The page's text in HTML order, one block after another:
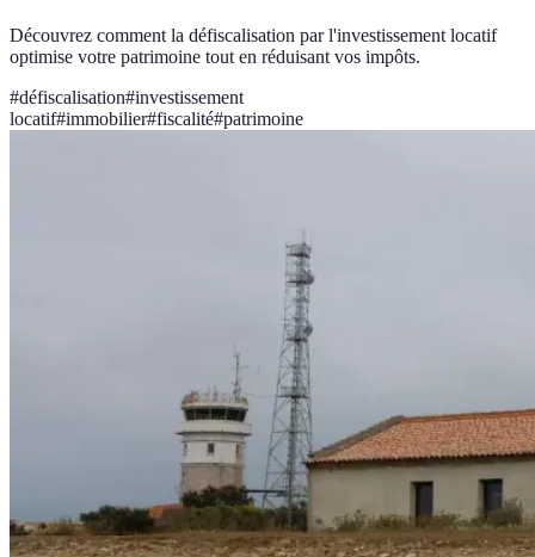
Découvrez comment la défiscalisation par l'investissement locatif
optimise votre patrimoine tout en réduisant vos impôts.
#défiscalisation#investissement
locatif#immobilier#fiscalité#patrimoine